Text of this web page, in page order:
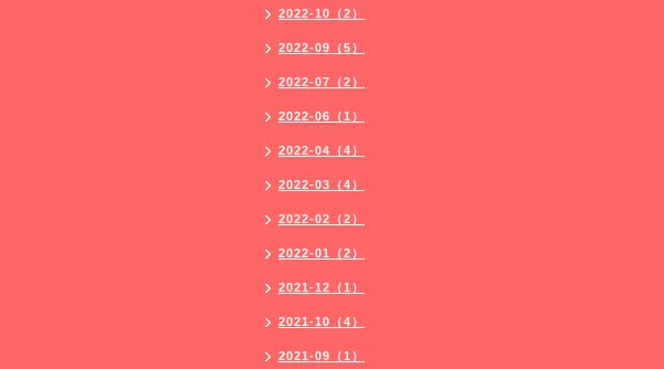
2022-10（2）
2022-09（5）
2022-07（2）
2022-06（1）
2022-04（4）
2022-03（4）
2022-02（2）
2022-01（2）
2021-12（1）
2021-10（4）
2021-09（1）